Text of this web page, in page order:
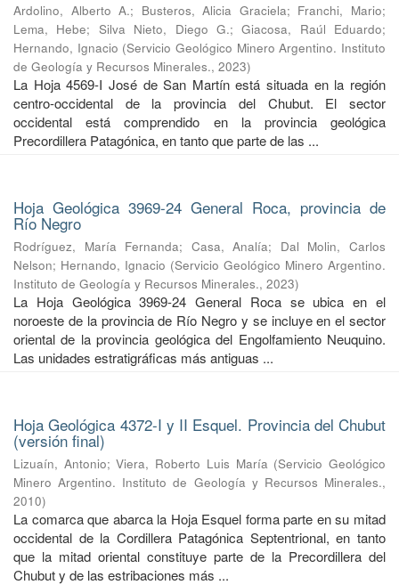
Ardolino, Alberto A.; Busteros, Alicia Graciela; Franchi, Mario;
Lema, Hebe; Silva Nieto, Diego G.;Giacosa, Raúl Eduardo;
Hernando, Ignacio (Servicio Geológico Minero Argentino. Instituto
de Geología y Recursos Minerales., 2023)
La Hoja 4569-I José de San Martín está situada en la región
centro-occidental de la provincia del Chubut. El sector
occidental está comprendido en la provincia geológica
Precordillera Patagónica, en tanto que parte de las ...
Hoja Geológica 3969-24 General Roca, provincia de
Río Negro
Rodríguez, María Fernanda; Casa, Analía; Dal Molin, Carlos
Nelson; Hernando, Ignacio (Servicio Geológico Minero Argentino.
Instituto de Geología y Recursos Minerales., 2023)
La Hoja Geológica 3969-24 General Roca se ubica en el
noroeste de la provincia de Río Negro y se incluye en el sector
oriental de la provincia geológica del Engolfamiento Neuquino.
Las unidades estratigráficas más antiguas ...
Hoja Geológica 4372-I y II Esquel. Provincia del Chubut
(versión final)
Lizuaín, Antonio;Viera, Roberto Luis María (Servicio Geológico
Minero Argentino. Instituto de Geología y Recursos Minerales.,
2010)
La comarca que abarca la Hoja Esquel forma parte en su mitad
occidental de la Cordillera Patagónica Septentrional, en tanto
que la mitad oriental constituye parte de la Precordillera del
Chubut y de las estribaciones más ...